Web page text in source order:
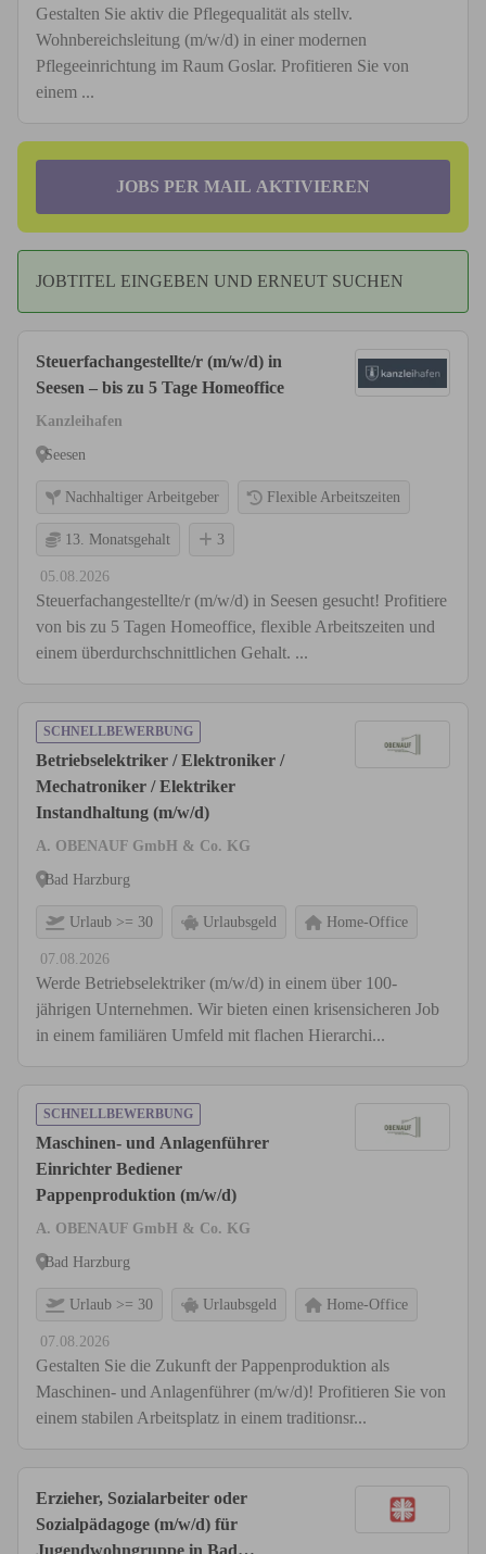
Gestalten Sie aktiv die Pflegequalität als stellv.
Wohnbereichsleitung (m/w/d) in einer modernen
Pflegeeinrichtung im Raum Goslar. Profitieren Sie von
einem ...
JOBS PER MAIL AKTIVIEREN
JOBTITEL EINGEBEN UND ERNEUT SUCHEN
Steuerfachangestellte/r (m/w/d) in
Seesen – bis zu 5 Tage Homeoffice
Kanzleihafen
Seesen
Nachhaltiger Arbeitgeber Flexible Arbeitszeiten
13. Monatsgehalt 3
05.08.2026
Steuerfachangestellte/r (m/w/d) in Seesen gesucht! Profitiere
von bis zu 5 Tagen Homeoffice, flexible Arbeitszeiten und
einem überdurchschnittlichen Gehalt. ...
SCHNELLBEWERBUNG
Betriebselektriker / Elektroniker /
Mechatroniker / Elektriker
Instandhaltung (m/w/d)
A. OBENAUF GmbH & Co. KG
Bad Harzburg
Urlaub >= 30 Urlaubsgeld Home-Office
07.08.2026
Werde Betriebselektriker (m/w/d) in einem über 100-
jährigen Unternehmen. Wir bieten einen krisensicheren Job
in einem familiären Umfeld mit flachen Hierarchi...
SCHNELLBEWERBUNG
Maschinen- und Anlagenführer
Einrichter Bediener
Pappenproduktion (m/w/d)
A. OBENAUF GmbH & Co. KG
Bad Harzburg
Urlaub >= 30 Urlaubsgeld Home-Office
07.08.2026
Gestalten Sie die Zukunft der Pappenproduktion als
Maschinen- und Anlagenführer (m/w/d)! Profitieren Sie von
einem stabilen Arbeitsplatz in einem traditionsr...
Erzieher, Sozialarbeiter oder
Sozialpädagoge (m/w/d) für